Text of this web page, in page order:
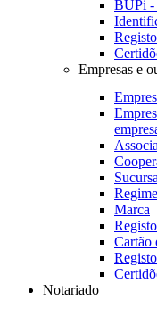
BUPi -
Empresas e
Marca
Cartão
Notariado